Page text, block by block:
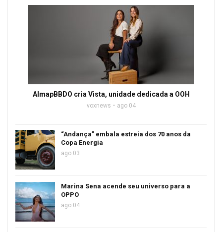
AlmapBBDO cria Vista, unidade dedicada a OOH
voxnews ago 04
“Andança” embala estreia dos 70 anos da
Copa Energia
ago 03
Marina Sena acende seu universo para a
OPPO
ago 04